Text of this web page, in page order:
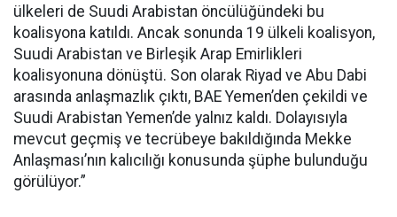
ülkeleri de Suudi Arabistan öncülüğündeki bu
koalisyona katıldı. Ancak sonunda 19 ülkeli koalisyon,
Suudi Arabistan ve Birleşik Arap Emirlikleri
koalisyonuna dönüştü. Son olarak Riyad ve Abu Dabi
arasında anlaşmazlık çıktı, BAE Yemen’den çekildi ve
Suudi Arabistan Yemen’de yalnız kaldı. Dolayısıyla
mevcut geçmiş ve tecrübeye bakıldığında Mekke
Anlaşması’nın kalıcılığı konusunda şüphe bulunduğu
görülüyor.”